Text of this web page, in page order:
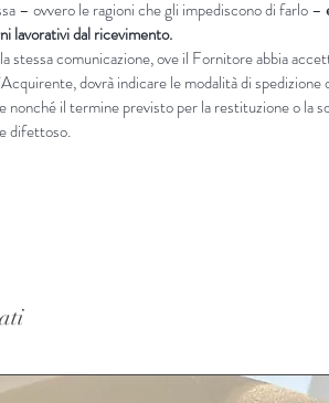
– ovvero le ragioni che gli impediscono di farlo –
lavorativi dal ricevimento.
stessa comunicazione, ove il Fornitore abbia
dovrà indicare le modalità di
nonché il termine previsto per la restituzione o la
difettoso.